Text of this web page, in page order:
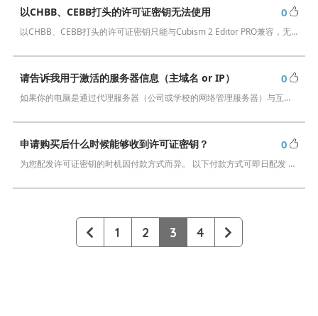
以CHBB、CEBB打头的许可证密钥无法使用 0
以CHBB、CEBB打头的许可证密钥只能与Cubism 2 Editor PRO兼容，无法用于最新版Cubism。 Cubism 2 Editor可从如下链…
请告诉我用于激活的服务器信息（主域名 or IP） 0
如果你的电脑是通过代理服务器（公司或学校的网络管理服务器）与互联网通信时，就属于这种情况。 在这种情况下，你将需要改变代理设置。 详细设置方法请参考以下文章。…
申请购买后什么时候能够收到许可证密钥？ 0
为您配发许可证密钥的时机因付款方式而异。 以下付款方式可即日配发 ・信用卡 ・PayPal ・便利店付款（仅限日本） ・银联卡（仅限中国） ・支付宝（…
1 2 3 4